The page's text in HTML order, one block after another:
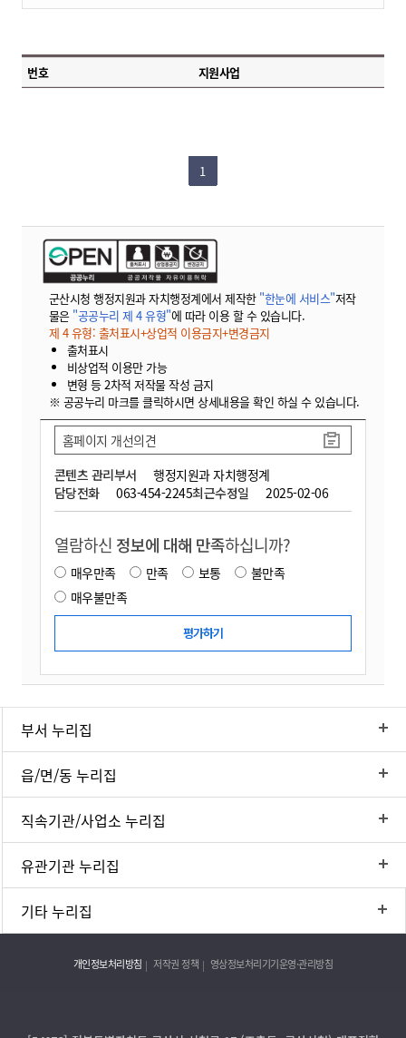
번호 지원사업
1
군산시청 행정지원과 자치행정계에서 제작한 "한눈에 서비스"저작
물은 "공공누리 제 4 유형"에 따라 이용 할 수 있습니다.
제 4 유형: 출처표시+상업적 이용금지+변경금지
출처표시
비상업적 이용만 가능
변형 등 2차적 저작물 작성 금지
※ 공공누리 마크를 클릭하시면 상세내용을 확인 하실 수 있습니다.
콘텐츠 관리부서
행정지원과 자치행정계
담당전화
063-454-2245최근수정일 2025-02-06
홈페이지 개선의견
열람하신 정보에 대해 만족하십니까?
매우만족 만족 보통
불만족
매우불만족
부서 누리집
읍/면/동 누리집
직속기관/사업소 누리집
유관기관 누리집
기타 누리집
개인정보처리방침 저작권 정책 영상정보처리기기운영·관리방침